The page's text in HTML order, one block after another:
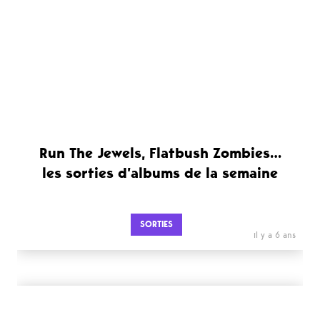
Run The Jewels, Flatbush Zombies…
les sorties d’albums de la semaine
SORTIES
il y a 6 ans